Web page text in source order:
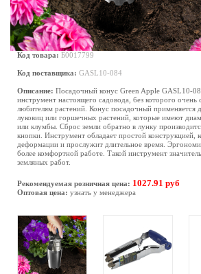
Код товара: Б0017799
Код поставщика: GASL10-084
Описание: Посадочный конус Green Apple GASL10-
инструмент настоящего садовода, без которого
любителям растений. Конус посадочный применяется
луковиц или горшечных растений, которые имеют
или клумбы. Сброс земли обратно в лунку
кнопки. Инструмент обладает простой конструкцией,
деформации и прослужит длительное время.
более комфортной работе. Такой инструмент
земляных работ.
Рекомендуемая розничная цена: 1027.91 руб
Оптовая цена: узнать у менеджера